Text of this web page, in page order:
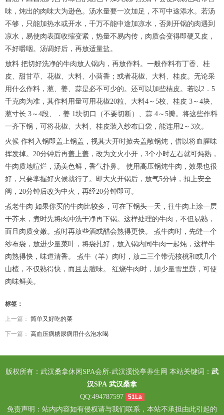
味，炖出的肉味大为逊色。汤水量要一次加足，不可中途添水。若汤
不够，只能加热水或开水，千万不能中途加凉水，否则开锅的肉遇到
凉水，易使肉表面收缩变紧，热量不易内传，肉质会变得即硬又皮，
不好嚼咽。汤调好后，再放适量盐。
放料 把切好洗净的牛肉放人锅内，再放作料。一般作料有丁香、桂
皮、甜甘草、花椒、大料、小茴香；或者花椒、大料、桂皮。无论采
用什么作料，葱、姜、蒜是必不可少的。还可以加些桔皮。若以2．5
千克肉为准，其作料用量可用花椒20粒、大料4～5枚、桂皮 3～4块、
葱寸长 3～4段、．姜 1块切口（不要切断）、蒜 4～5瓣。将这些作料
一齐下锅，可将花椒、大料、桂皮装入纱布口袋，能连用2～3次。
火候 作料入锅即盖上锅盖，视其大开时掀去盖敞锅炖，借以将血腥味
挥发掉。20分钟后再盖上盖，改为文火小开，3个小时左右就可炖熟，
牛肉质地暄烂，汤美色鲜，香气扑鼻。 使用高压锅炖牛肉，效果也很
好，只要掌握好火候就行了。即大火开锅后，放气5分钟，扣上安全
阀，20分钟后改为中火，再经20分钟即可。
煮老牛肉 如果你买的牛肉比较多，可在下锅头一天，往牛肉上涂一层
干芥末，煮时先将肉冲洗干净再下锅。这样处理的牛肉，不但易熟，
而且肉质变嫩。煮时再放些酒或醋会熟得更快。 煮牛肉时，先缝一个
纱布袋，放进少量菜叶，将袋扎好，放入锅内同牛肉一起炖，这样牛
肉熟得快，味道清香。 煮牛（羊）肉时，放二三个带壳核桃和或几个
山楂，不仅熟得快，而且去膻味。 红烧牛肉时，加少量雪里蕻，可使
肉味鲜美。
标签：
上一篇： 简单又好吃的菜
下一篇： 高血压病糖尿病用什么泡水喝
版权所有：武汉桑拿休闲SPA会所-武汉溪悦亭养生网 本站关键词： 武
汉SPA 武汉桑拿
QQ:494787597
51La
免责声明：站内内容如有侵权请与我们联系，本站不承担由此引起的